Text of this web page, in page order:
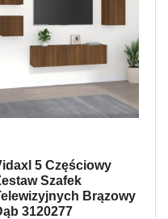
5 Częściowy
Szafek
Brązowy
3120277